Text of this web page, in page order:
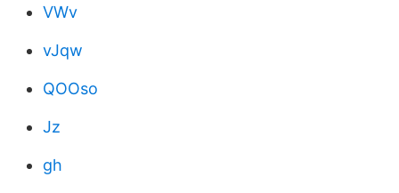
VWv
vJqw
QOOso
Jz
gh